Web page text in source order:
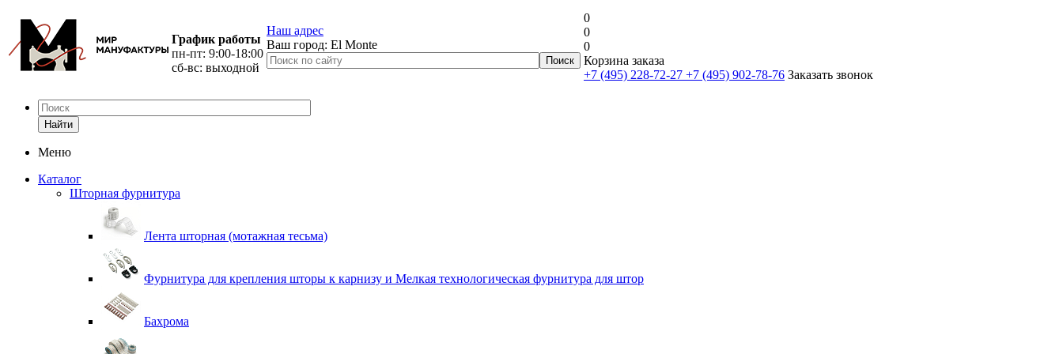
График работы
пн-пт: 9:00-18:00
сб-вс: выходной
Наш адрес
Ваш город: El Monte
0
0
0
Корзина заказа
+7 (495) 228-72-27 +7 (495) 902-78-76 Заказать звонок
Найти
Меню
Каталог
Шторная фурнитура
Лента шторная (мотажная тесьма)
Фурнитура для крепления шторы к карнизу и Мелкая технологическая фурнитура для штор
Бахрома